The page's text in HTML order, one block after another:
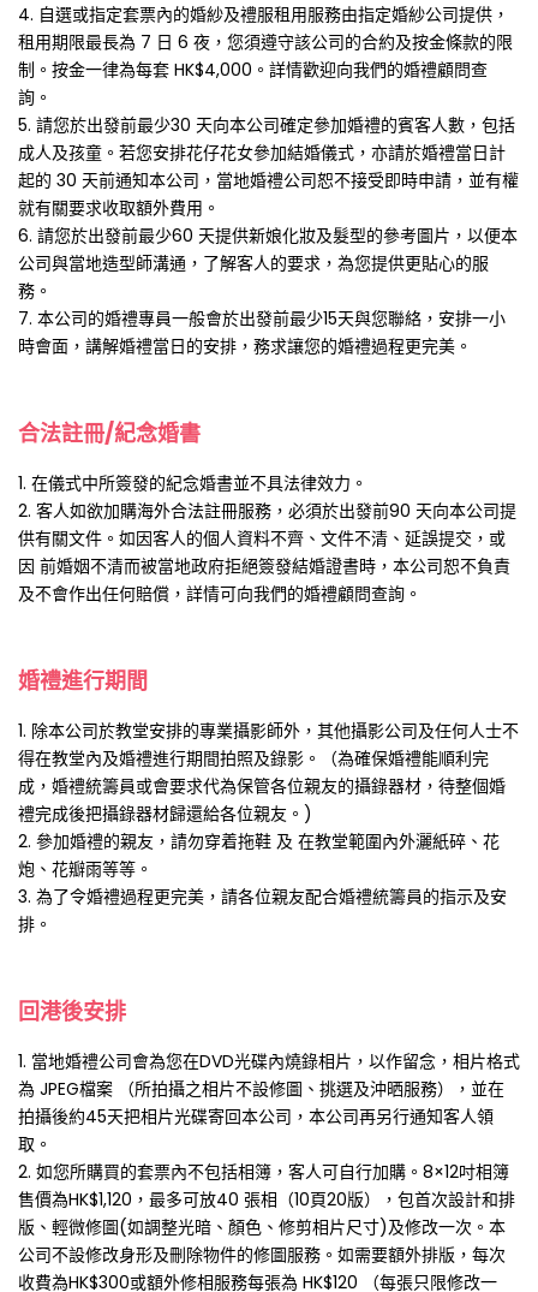
4. 自選或指定套票內的婚紗及禮服租用服務由指定婚紗公司提供，
租用期限最長為 7 日 6 夜，您須遵守該公司的合約及按金條款的限
制。按金一律為每套 HK$4,000。詳情歡迎向我們的婚禮顧問查
詢。
5. 請您於出發前最少30 天向本公司確定參加婚禮的賓客人數，包括
成人及孩童。若您安排花仔花女參加結婚儀式，亦請於婚禮當日計
起的 30 天前通知本公司，當地婚禮公司恕不接受即時申請，並有權
就有關要求收取額外費用。
6. 請您於出發前最少60 天提供新娘化妝及髮型的參考圖片，以便本
公司與當地造型師溝通，了解客人的要求，為您提供更貼心的服
務。
7. 本公司的婚禮專員一般會於出發前最少15天與您聯絡，安排一小
時會面，講解婚禮當日的安排，務求讓您的婚禮過程更完美。
合法註冊/紀念婚書
1. 在儀式中所簽發的紀念婚書並不具法律效力。
2. 客人如欲加購海外合法註冊服務，必須於出發前90 天向本公司提
供有關文件。如因客人的個人資料不齊、文件不清、延誤提交，或
因 前婚姻不清而被當地政府拒絕簽發結婚證書時，本公司恕不負責
及不會作出任何賠償，詳情可向我們的婚禮顧問查詢。
婚禮進行期間
1. 除本公司於教堂安排的專業攝影師外，其他攝影公司及任何人士不
得在教堂內及婚禮進行期間拍照及錄影。（為確保婚禮能順利完
成，婚禮統籌員或會要求代為保管各位親友的攝錄器材，待整個婚
禮完成後把攝錄器材歸還給各位親友。)
2. 參加婚禮的親友，請勿穿着拖鞋 及 在教堂範圍內外灑紙碎、花
炮、花瓣雨等等。
3. 為了令婚禮過程更完美，請各位親友配合婚禮統籌員的指示及安
排。
回港後安排
1. 當地婚禮公司會為您在DVD光碟內燒錄相片，以作留念，相片格式
為 JPEG檔案 （所拍攝之相片不設修圖、挑選及沖晒服務），並在
拍攝後約45天把相片光碟寄回本公司，本公司再另行通知客人領
取。
2. 如您所購買的套票內不包括相簿，客人可自行加購。8×12吋相簿
售價為HK$1,120，最多可放40 張相（10頁20版），包首次設計和排
版、輕微修圖(如調整光暗、顏色、修剪相片尺寸)及修改一次。本
公司不設修改身形及刪除物件的修圖服務。如需要額外排版，每次
收費為HK$300或額外修相服務每張為 HK$120 （每張只限修改一